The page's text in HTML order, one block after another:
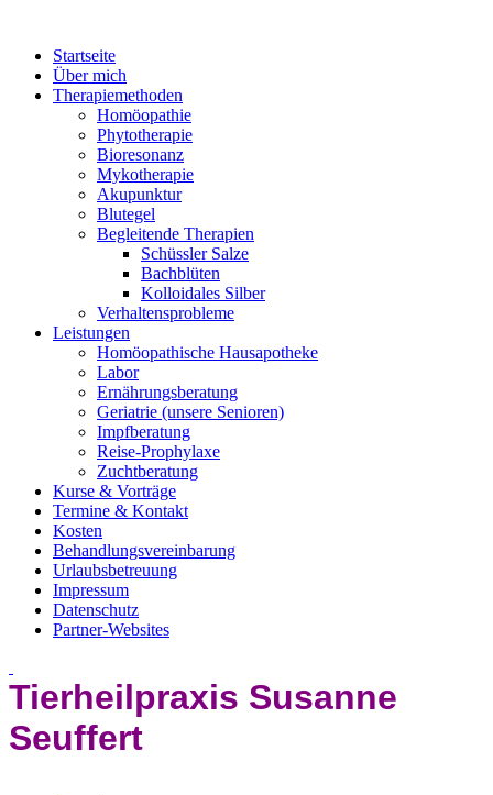
Startseite
Über mich
Therapiemethoden
Homöopathie
Phytotherapie
Bioresonanz
Mykotherapie
Akupunktur
Blutegel
Begleitende Therapien
Schüssler Salze
Bachblüten
Kolloidales Silber
Verhaltensprobleme
Leistungen
Homöopathische Hausapotheke
Labor
Ernährungsberatung
Geriatrie (unsere Senioren)
Impfberatung
Reise-Prophylaxe
Zuchtberatung
Kurse & Vorträge
Termine & Kontakt
Kosten
Behandlungsvereinbarung
Urlaubsbetreuung
Impressum
Datenschutz
Partner-Websites
Tierheilpraxis Susanne
Seuffert